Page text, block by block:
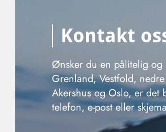
Kontakt
Ønsker du en pålitelig og
Grenland, Vestfold,
Akershus og Oslo, er det
telefon, e-post eller